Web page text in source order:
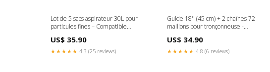
Lot de 5 sacs aspirateur 30L pour
particules fines – Compatible
US$ 35.90
★★★★★ 4.3 (25 reviews)
Guide 18'' (45 cm) + 2 chaînes 72
maillons pour tronçonneuse -
US$ 34.90
★★★★★ 4.8 (6 reviews)